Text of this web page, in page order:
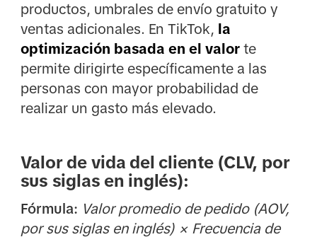
productos, umbrales de envío gratuito y
ventas adicionales. En TikTok, la
optimización basada en el valorte
permite dirigirte específicamente a las
personas con mayor probabilidad de
realizar un gasto más elevado.
Valor de vida del cliente (CLV, por
sus siglas en inglés):
Fórmula: Valor promedio de pedido (AOV,
por sus siglas en inglés) × Frecuencia de